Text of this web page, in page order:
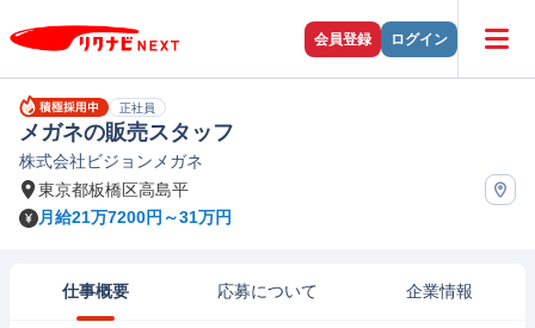
会員登録 ログイン
正社員
メガネの販売スタッフ
株式会社ビジョンメガネ
東京都板橋区高島平
月給21万7200円～31万円
仕事概要 応募について 企業情報